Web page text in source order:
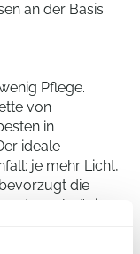
an der Basis
Pflege.
von
in
ideale
je mehr Licht,
die
regelmäßiges